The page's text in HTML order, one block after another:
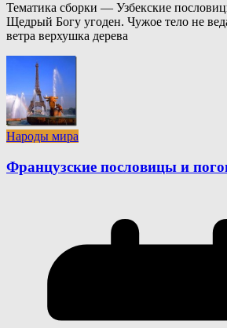
Тематика сборки — Узбекские
Щедрый Богу угоден. Чужое тело не
ветра верхушка дерева
Народы мира
Французские пословицы и